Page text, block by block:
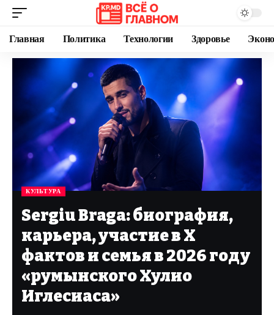
Главная Политика Технологии Здоровье
КУЛЬТУРА
Sergiu Braga: биография,
карьера, участие в Х
фактов и семья в 2026 году
«румынского Хулио
Иглесиаса»